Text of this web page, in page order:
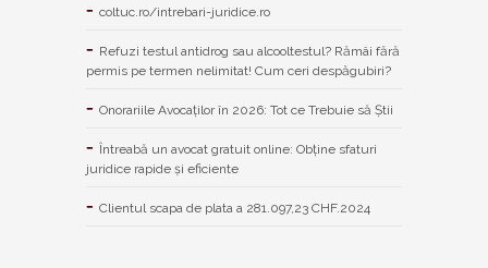
coltuc.ro/intrebari-juridice.ro
Refuzi testul antidrog sau alcooltestul? Rămâi fără
permis pe termen nelimitat! Cum ceri despăgubiri?
Onorariile Avocaților în 2026: Tot ce Trebuie să Știi
Întreabă un avocat gratuit online: Obține sfaturi
juridice rapide și eficiente
Clientul scapa de plata a 281.097,23 CHF.2024